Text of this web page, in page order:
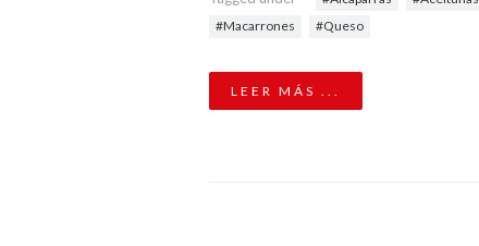
Macarrones
Queso
LEER MÁS ...